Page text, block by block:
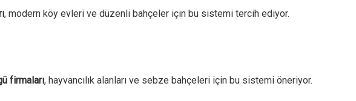
, modern köy evleri ve düzenli bahçeler için bu sistemi tercih ediyor.
firmaları, hayvancılık alanları ve sebze bahçeleri için bu sistemi öneriyor.